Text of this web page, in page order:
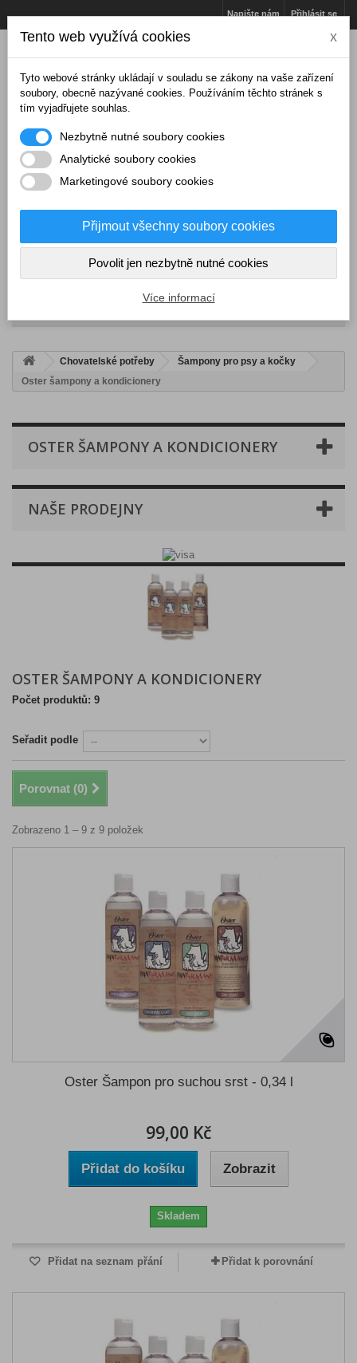
Přihlásit se
Napište nám
Košík (prázdný)
Chovatelské potřeby
Šampony pro psy a kočky
Oster šampony a kondicionery
OSTER ŠAMPONY A KONDICIONERY
NAŠE PRODEJNY
OSTER ŠAMPONY A KONDICIONERY
Počet produktů: 9
Seřadit podle
Porovnat (0)
Zobrazeno 1 – 9 z 9 položek
Oster Šampon pro suchou srst - 0,34 l
99,00 Kč
Přidat do košíku Zobrazit
Skladem
Přidat na seznam přání Přidat k porovnání
Tento web využívá cookies x
Tyto webové stránky ukládají v souladu se zákony na vaše zařízení
soubory, obecně nazývané cookies. Používáním těchto stránek s
tím vyjadřujete souhlas.
Nezbytně nutné soubory cookies
Analytické soubory cookies
Marketingové soubory cookies
Přijmout všechny soubory cookies
Povolit jen nezbytně nutné cookies
Více informací